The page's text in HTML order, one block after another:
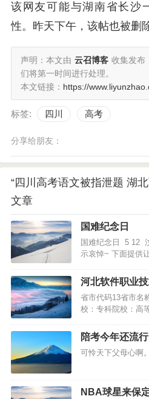
该网友可能与湖南省长沙
性。昨天下午，该帖也被删
声明：本文由 云召博客 收集发布
们将第一时间进行处理。
本文链接： https://
标签: 四川 高考
分享给朋友：
“四川高考语文被指泄题 湖
文章
国难纪念日
国难纪念日 5 12
示哀悼~ 下面提供
河北软件职业
省市代码13省市名
校：专科院校：高
政编码071000联系
0312-5991253主
陪考今年还流
可怜天下父母心啊
NBA球星来保